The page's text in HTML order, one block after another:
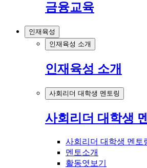
금융교육
인재육성
인재육성 소개
인재육성 소개
사회리더 대학생 멘토링
사회리더 대학생
사회리더 대학생 멘토
멘토소개
활동엿보기